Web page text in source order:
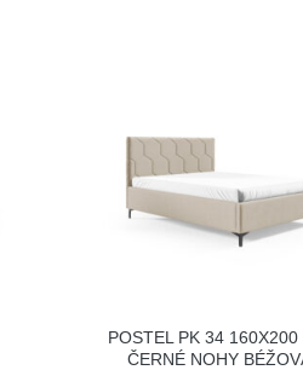
POSTEL PK 34 160X200
ČERNÉ NOHY